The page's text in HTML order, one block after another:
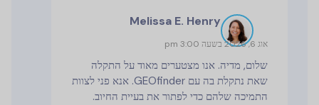
Melissa E. Henry
אוג 6, 2026 בשעה 3:00 pm
שלום, מדיה. אנו מצטערים מאוד על התקלה
שאת נתקלת בה עם GEOfinder. אנא פני לצוות
התמיכה שלהם כדי לפתור את בעיית החיוב.